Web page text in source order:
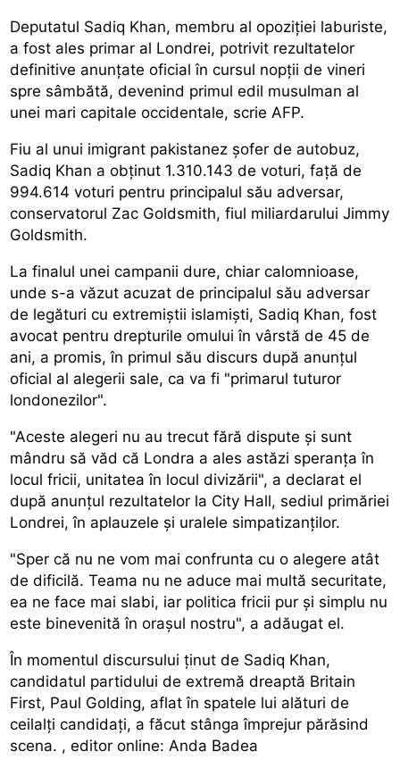
Deputatul Sadiq Khan, membru al opoziției laburiste,
a fost ales primar al Londrei, potrivit rezultatelor
definitive anunțate oficial în cursul nopții de vineri
spre sâmbătă, devenind primul edil musulman al
unei mari capitale occidentale, scrie AFP.
Fiu al unui imigrant pakistanez șofer de autobuz,
Sadiq Khan a obținut 1.310.143 de voturi, față de
994.614 voturi pentru principalul său adversar,
conservatorul Zac Goldsmith, fiul miliardarului Jimmy
Goldsmith.
La finalul unei campanii dure, chiar calomnioase,
unde s-a văzut acuzat de principalul său adversar
de legături cu extremiștii islamiști, Sadiq Khan, fost
avocat pentru drepturile omului în vârstă de 45 de
ani, a promis, în primul său discurs după anunțul
oficial al alegerii sale, ca va fi "primarul tuturor
londonezilor".
"Aceste alegeri nu au trecut fără dispute și sunt
mândru să văd că Londra a ales astăzi speranța în
locul fricii, unitatea în locul divizării", a declarat el
după anunțul rezultatelor la City Hall, sediul primăriei
Londrei, în aplauzele și uralele simpatizanților.
"Sper că nu ne vom mai confrunta cu o alegere atât
de dificilă. Teama nu ne aduce mai multă securitate,
ea ne face mai slabi, iar politica fricii pur și simplu nu
este binevenită în orașul nostru", a adăugat el.
În momentul discursului ținut de Sadiq Khan,
candidatul partidului de extremă dreaptă Britain
First, Paul Golding, aflat în spatele lui alături de
ceilalți candidați, a făcut stânga împrejur părăsind
scena. , editor online: Anda Badea